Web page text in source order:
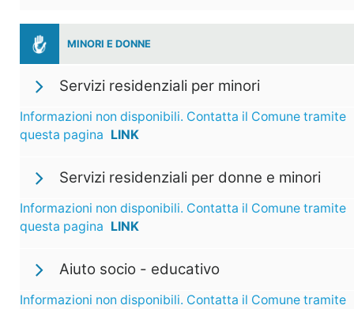
MINORI E DONNE
Servizi residenziali per minori
Informazioni non disponibili. Contatta il Comune tramite
questa pagina LINK
Servizi residenziali per donne e minori
Informazioni non disponibili. Contatta il Comune tramite
questa pagina LINK
Aiuto socio - educativo
Informazioni non disponibili. Contatta il Comune tramite